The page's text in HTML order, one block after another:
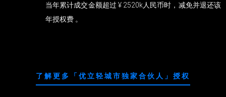
当年累计成交金额超过 ¥ 2520k人民币时，减免并退还该
年授权费 。
了解更多「优立轻城市独家合伙人」授权